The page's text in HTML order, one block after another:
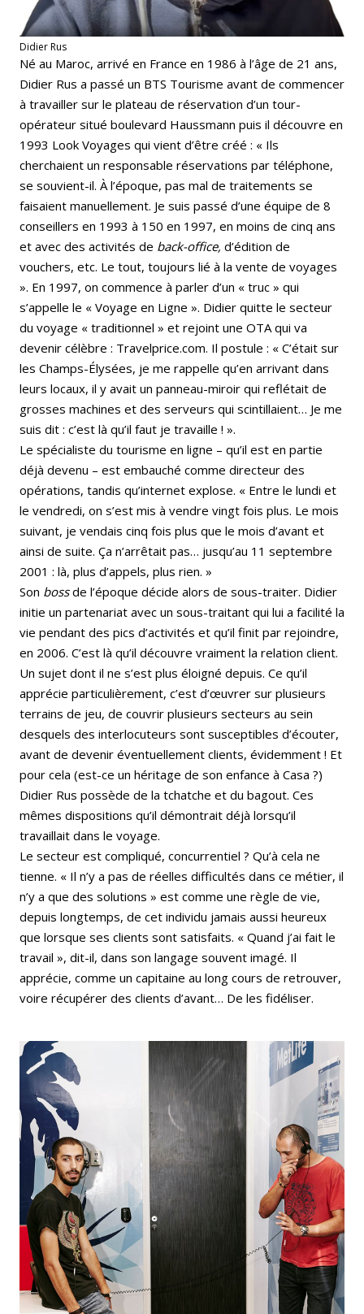
Didier Rus
Né au Maroc, arrivé en France en 1986 à l’âge de 21 ans,
Didier Rus a passé un BTS Tourisme avant de commencer
à travailler sur le plateau de réservation d’un tour-
opérateur situé boulevard Haussmann puis il découvre en
1993 Look Voyages qui vient d’être créé : « Ils
cherchaient un responsable réservations par téléphone,
se souvient-il. À l’époque, pas mal de traitements se
faisaient manuellement. Je suis passé d’une équipe de 8
conseillers en 1993 à 150 en 1997, en moins de cinq ans
et avec des activités de back-office, d’édition de
vouchers, etc. Le tout, toujours lié à la vente de voyages
». En 1997, on commence à parler d’un « truc » qui
s’appelle le « Voyage en Ligne ». Didier quitte le secteur
du voyage « traditionnel » et rejoint une OTA qui va
devenir célèbre : Travelprice.com. Il postule : « C’était sur
les Champs-Élysées, je me rappelle qu’en arrivant dans
leurs locaux, il y avait un panneau-miroir qui reflétait de
grosses machines et des serveurs qui scintillaient… Je me
suis dit : c’est là qu’il faut je travaille ! ».
Le spécialiste du tourisme en ligne – qu’il est en partie
déjà devenu – est embauché comme directeur des
opérations, tandis qu’internet explose. « Entre le lundi et
le vendredi, on s’est mis à vendre vingt fois plus. Le mois
suivant, je vendais cinq fois plus que le mois d’avant et
ainsi de suite. Ça n’arrêtait pas… jusqu’au 11 septembre
2001 : là, plus d’appels, plus rien. »
Son bossde l’époque décide alors de sous-traiter. Didier
initie un partenariat avec un sous-traitant qui lui a facilité la
vie pendant des pics d’activités et qu’il finit par rejoindre,
en 2006. C’est là qu’il découvre vraiment la relation client.
Un sujet dont il ne s’est plus éloigné depuis. Ce qu’il
apprécie particulièrement, c’est d’œuvrer sur plusieurs
terrains de jeu, de couvrir plusieurs secteurs au sein
desquels des interlocuteurs sont susceptibles d’écouter,
avant de devenir éventuellement clients, évidemment ! Et
pour cela (est-ce un héritage de son enfance à Casa ?)
Didier Rus possède de la tchatche et du bagout. Ces
mêmes dispositions qu’il démontrait déjà lorsqu’il
travaillait dans le voyage.
Le secteur est compliqué, concurrentiel ? Qu’à cela ne
tienne. « Il n’y a pas de réelles difficultés dans ce métier, il
n’y a que des solutions » est comme une règle de vie,
depuis longtemps, de cet individu jamais aussi heureux
que lorsque ses clients sont satisfaits. « Quand j’ai fait le
travail », dit-il, dans son langage souvent imagé. Il
apprécie, comme un capitaine au long cours de retrouver,
voire récupérer des clients d’avant… De les fidéliser.